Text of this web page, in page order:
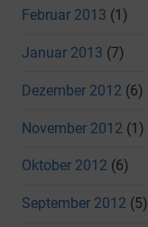
Februar 2013 (1)
Januar 2013 (7)
Dezember 2012 (6)
November 2012 (1)
Oktober 2012 (6)
September 2012 (5)